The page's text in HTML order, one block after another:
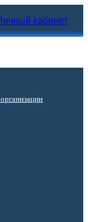
кабинет